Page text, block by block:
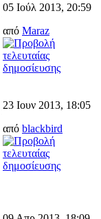
05 Ιούλ 2013, 20:59
από Maraz
23 Ιουν 2013, 18:05
από blackbird